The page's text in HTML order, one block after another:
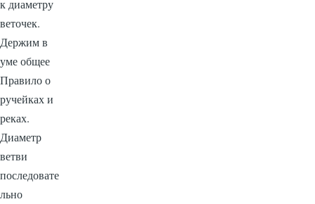
к диаметру
веточек.
Держим в
уме общее
Правило о
ручейках и
реках.
Диаметр
ветви
последовате
льно